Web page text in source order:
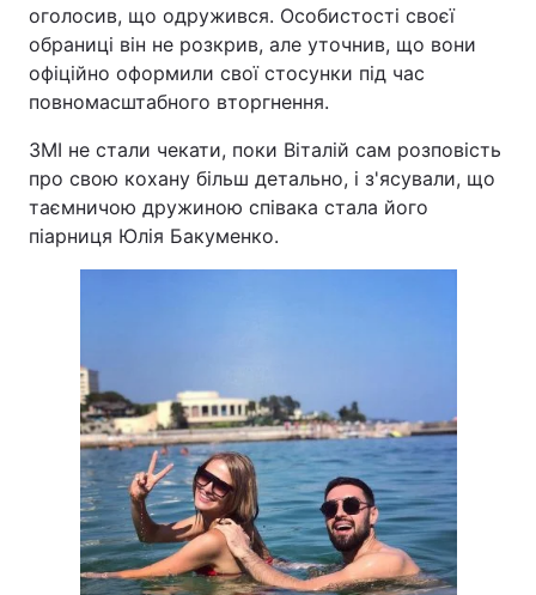
оголосив, що одружився. Особистості своєї
обраниці він не розкрив, але уточнив, що вони
офіційно оформили свої стосунки під час
повномасштабного вторгнення.
ЗМІ не стали чекати, поки Віталій сам розповість
про свою кохану більш детально, і з'ясували, що
таємничою дружиною співака стала його
піарниця Юлія Бакуменко.